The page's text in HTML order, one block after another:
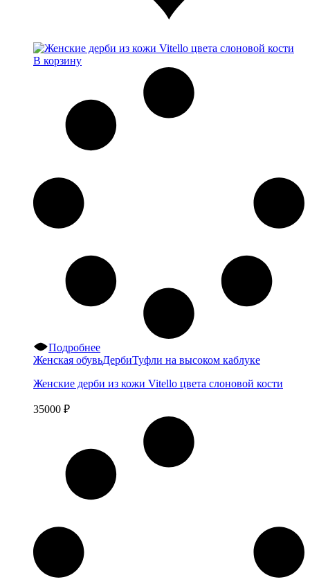
В корзину
Подробнее
Женская обувьДербиТуфли на высоком каблуке
Женские дерби из кожи Vitello цвета слоновой кости
35000 ₽